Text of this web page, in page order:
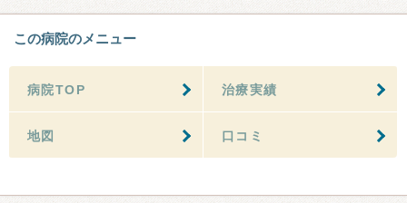
この病院のメニュー
病院TOP 治療実績
地図 口コミ